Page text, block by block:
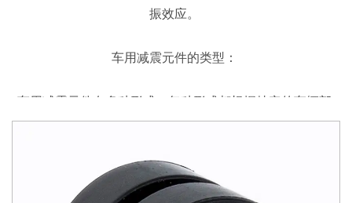
振效应。
车用减震元件的类型：
车用减震元件有多种形式，每种形式都根据特定的车辆部
件和操作条件量身定制。主要类型包括：
发动机系列：减震元件旨在尽可能地减少发动机舱内的振
动和振荡，提高整体稳定性并减少发动机部件的磨损。